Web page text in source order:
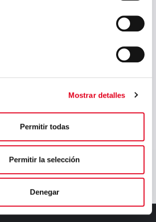
Mostrar detalles
Permitir todas
Permitir la selección
Denegar